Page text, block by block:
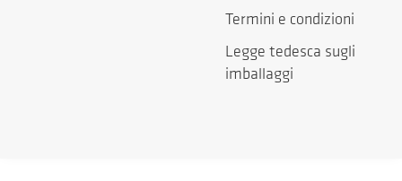
Termini e condizioni
Legge tedesca sugli
imballaggi